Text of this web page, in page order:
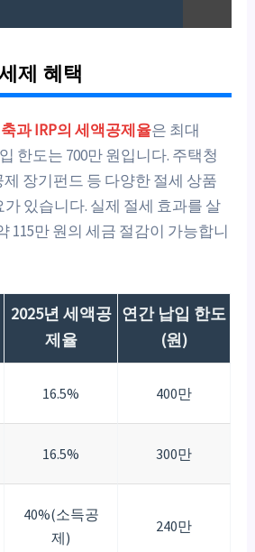
제 혜택
과 IRP의 세액공제율은 최대
한도는 700만 원입니다. 주택청
장기펀드 등 다양한 절세 상품
있습니다. 실제 절세 효과를 살
115만 원의 세금 절감이 가능합니
2025년 세액공
제율
연간 납입 한도
(원)
16.5% 400만
16.5% 300만
40%(소득공
제)
240만